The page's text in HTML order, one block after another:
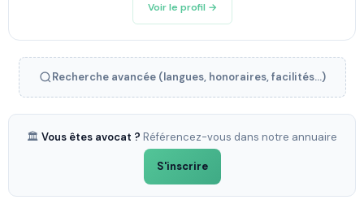
Voir le profil →
Recherche avancée (langues, honoraires, facilités...)
🏛️ Vous êtes avocat ? Référencez-vous dans notre annuaire
S'inscrire